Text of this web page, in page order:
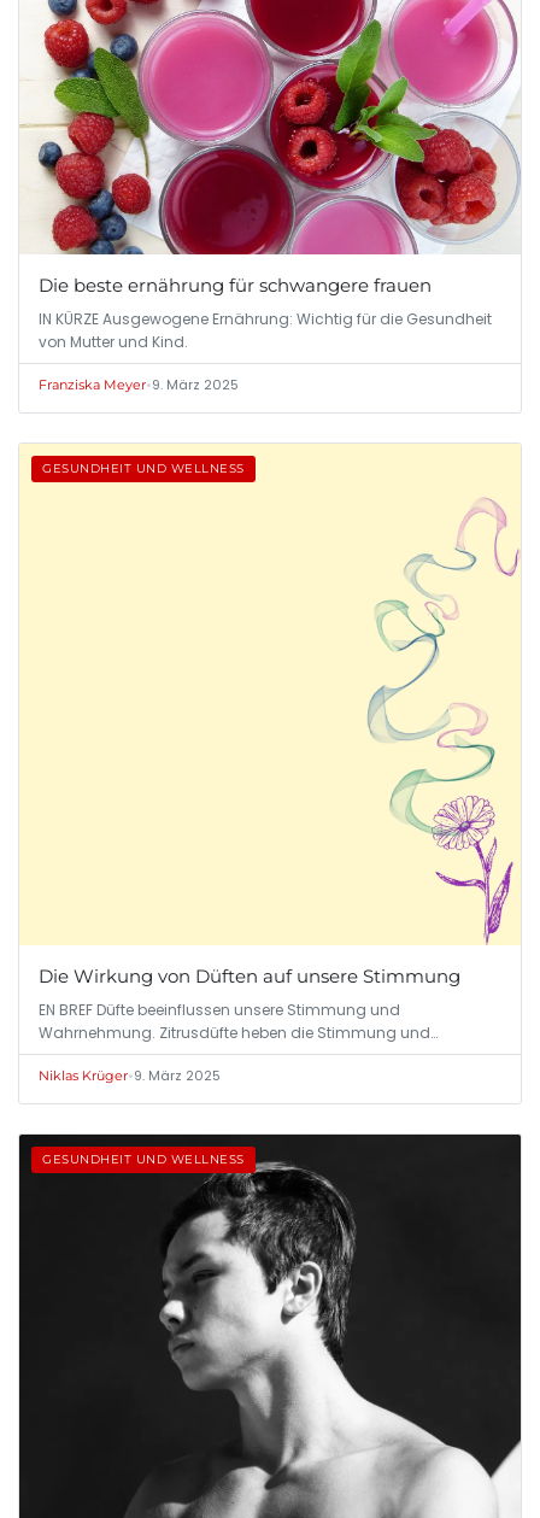
Die beste ernährung für schwangere frauen
IN KÜRZE Ausgewogene Ernährung: Wichtig für die Gesundheit
von Mutter und Kind.
Franziska Meyer•9. März 2025
GESUNDHEIT UND WELLNESS
Die Wirkung von Düften auf unsere Stimmung
EN BREF Düfte beeinflussen unsere Stimmung und
Wahrnehmung. Zitrusdüfte heben die Stimmung und…
Niklas Krüger•9. März 2025
GESUNDHEIT UND WELLNESS